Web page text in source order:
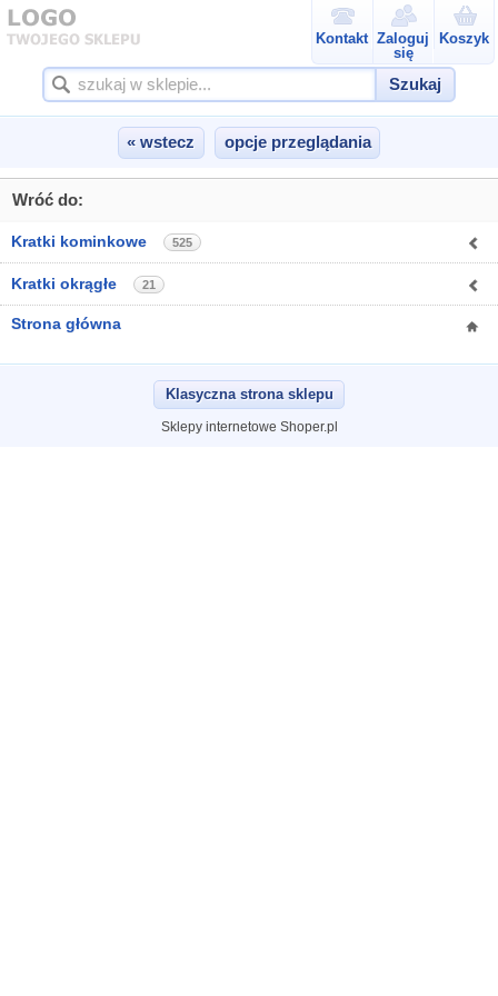
Kontakt Zaloguj
się
Koszyk
Szukaj
« wstecz opcje przeglądania
Wróć do:
Kratki kominkowe 525
Kratki okrągłe 21
Strona główna
Klasyczna strona sklepu
Sklepy internetowe Shoper.pl